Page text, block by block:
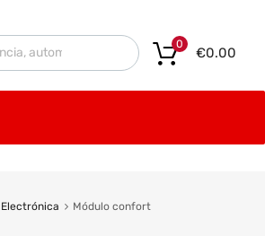
€0.00
0
Electrónica Módulo confort